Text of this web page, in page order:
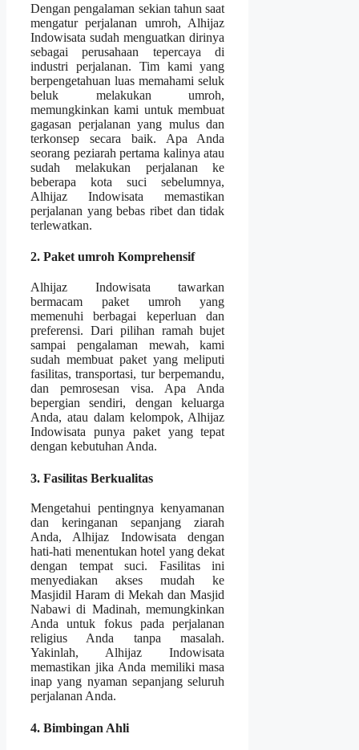
Dengan pengalaman sekian tahun saat
mengatur perjalanan umroh, Alhijaz
Indowisata sudah menguatkan dirinya
sebagai perusahaan tepercaya di
industri perjalanan. Tim kami yang
berpengetahuan luas memahami seluk
beluk melakukan umroh,
memungkinkan kami untuk membuat
gagasan perjalanan yang mulus dan
terkonsep secara baik. Apa Anda
seorang peziarah pertama kalinya atau
sudah melakukan perjalanan ke
beberapa kota suci sebelumnya,
Alhijaz Indowisata memastikan
perjalanan yang bebas ribet dan tidak
terlewatkan.
2. Paket umroh Komprehensif
Alhijaz Indowisata tawarkan
bermacam paket umroh yang
memenuhi berbagai keperluan dan
preferensi. Dari pilihan ramah bujet
sampai pengalaman mewah, kami
sudah membuat paket yang meliputi
fasilitas, transportasi, tur berpemandu,
dan pemrosesan visa. Apa Anda
bepergian sendiri, dengan keluarga
Anda, atau dalam kelompok, Alhijaz
Indowisata punya paket yang tepat
dengan kebutuhan Anda.
3. Fasilitas Berkualitas
Mengetahui pentingnya kenyamanan
dan keringanan sepanjang ziarah
Anda, Alhijaz Indowisata dengan
hati-hati menentukan hotel yang dekat
dengan tempat suci. Fasilitas ini
menyediakan akses mudah ke
Masjidil Haram di Mekah dan Masjid
Nabawi di Madinah, memungkinkan
Anda untuk fokus pada perjalanan
religius Anda tanpa masalah.
Yakinlah, Alhijaz Indowisata
memastikan jika Anda memiliki masa
inap yang nyaman sepanjang seluruh
perjalanan Anda.
4. Bimbingan Ahli